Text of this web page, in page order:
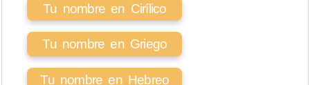
Tu nombre en Cirílico
Tu nombre en Griego
Tu nombre en Hebreo